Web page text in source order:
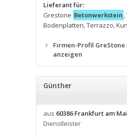
Lieferant für:
Grestone Betonwerkstein ,
Bodenplatten,Terrazzo,
Firmen-Profil GreStone
anzeigen
Günther
aus 60386 Frankfurt am
Dienstleister